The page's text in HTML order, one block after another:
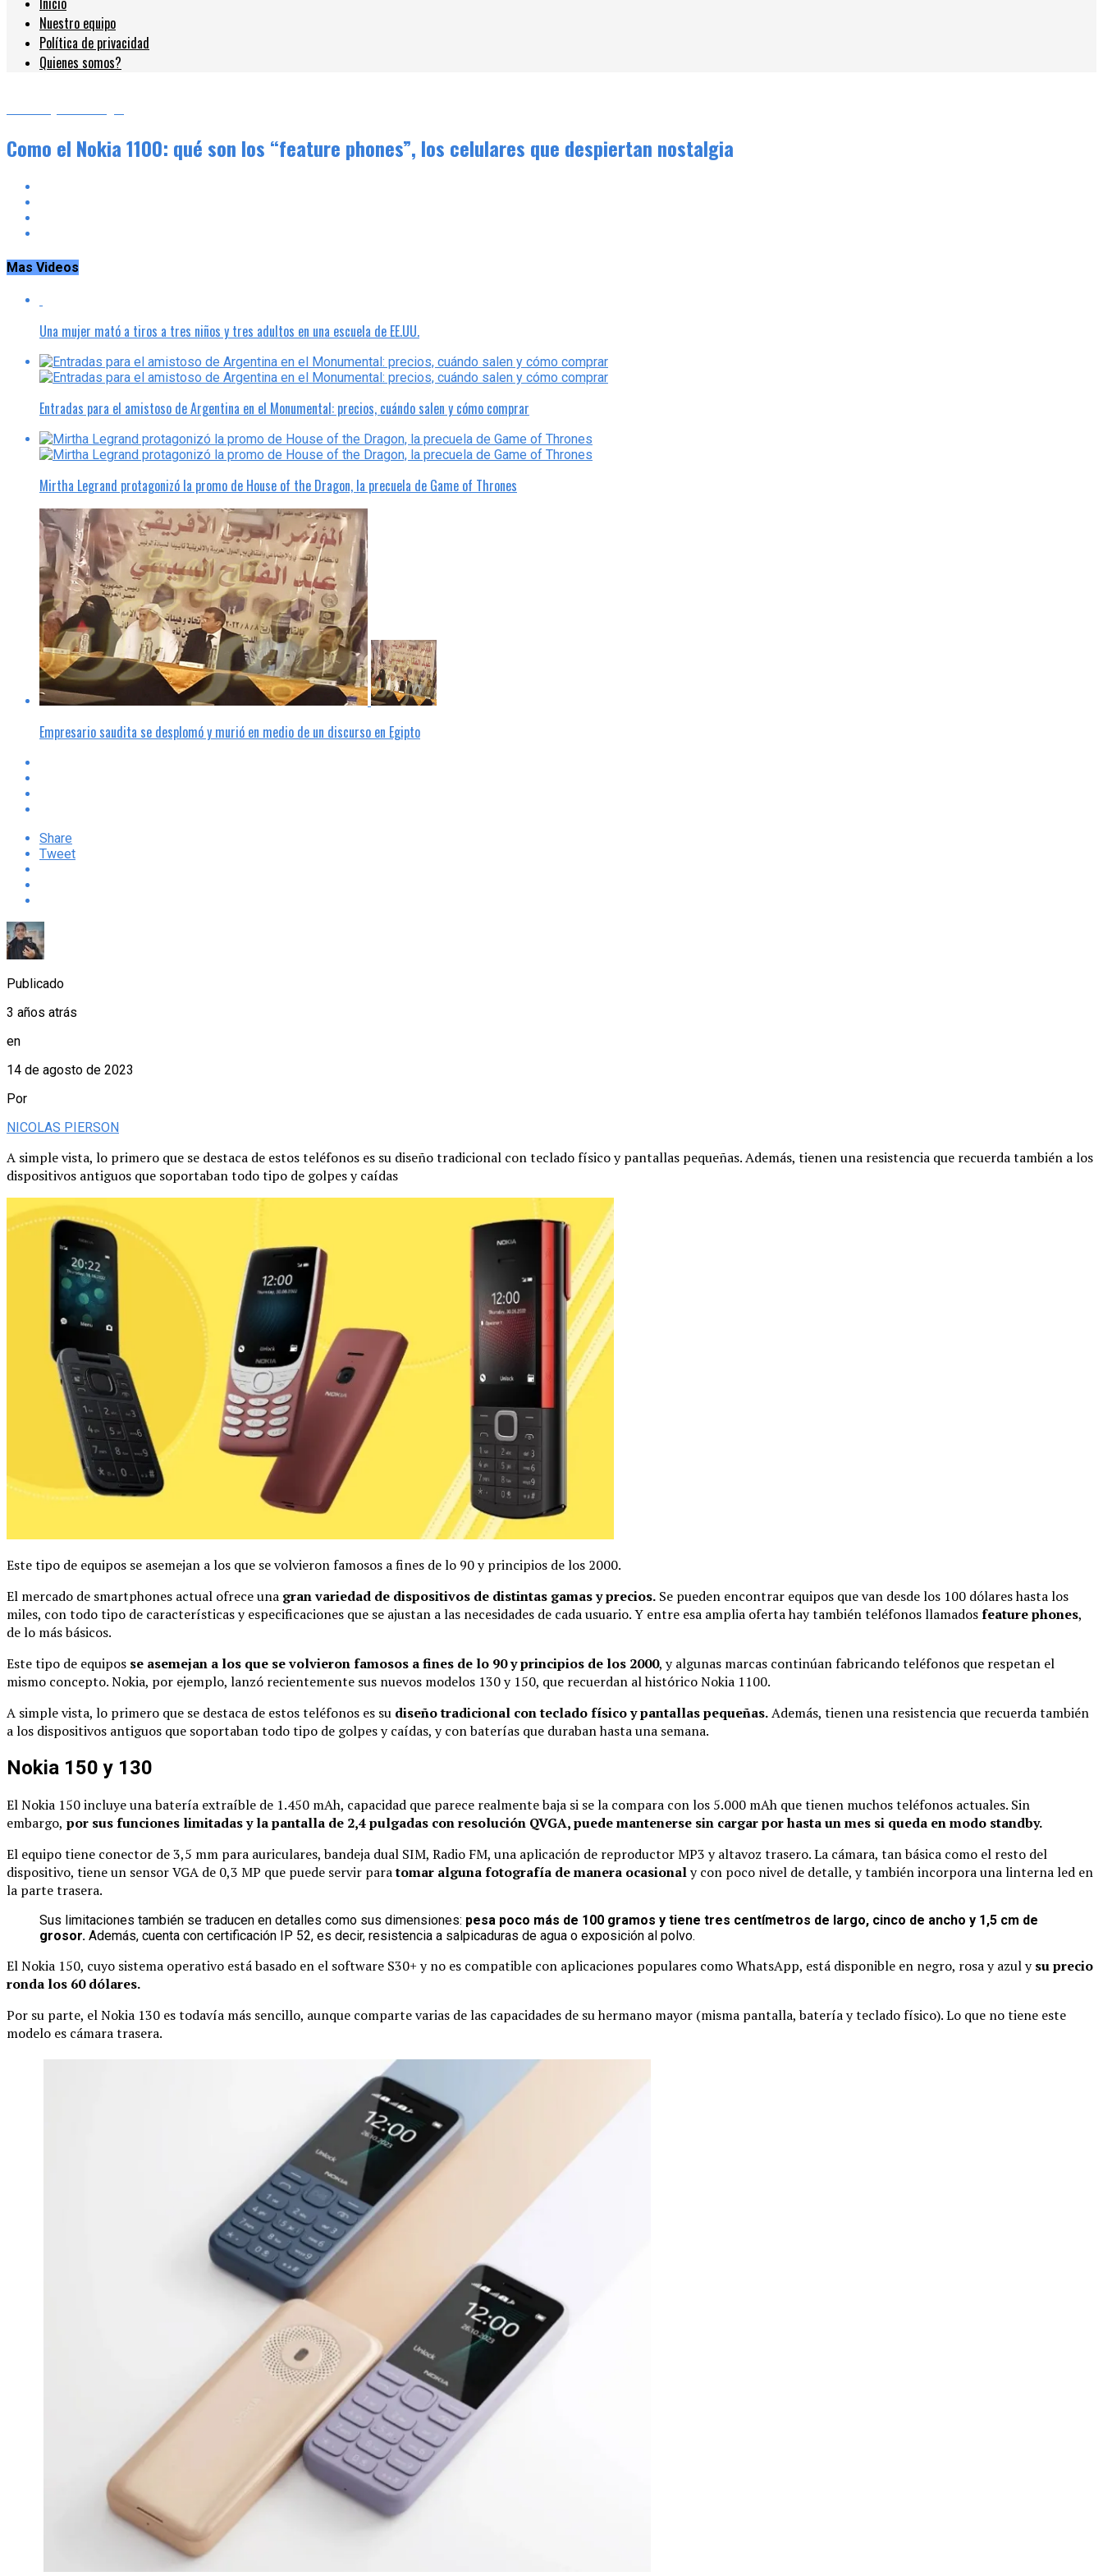
Nuestro equipo
Política de privacidad
Quienes somos?
Como el Nokia 1100: qué son los “feature phones”, los celulares que despiertan nostalgia
Mas Videos
Una mujer mató a tiros a tres niños y tres adultos en una escuela de EE.UU.
Entradas para el amistoso de Argentina en el Monumental: precios, cuándo salen y cómo comprar
Mirtha Legrand protagonizó la promo de House of the Dragon, la precuela de Game of Thrones
Empresario saudita se desplomó y murió en medio de un discurso en Egipto
Share
Tweet
Publicado
3 años atrás
en
14 de agosto de 2023
Por
NICOLAS PIERSON
A simple vista, lo primero que se destaca de estos teléfonos es su diseño tradicional con teclado físico y pantallas pequeñas. Además, tienen una resistencia que recuerda también a los
dispositivos antiguos que soportaban todo tipo de golpes y caídas
Este tipo de equipos se asemejan a los que se volvieron famosos a fines de lo 90 y principios de los 2000.
El mercado de smartphones actual ofrece una gran variedad de dispositivos de distintas gamas y precios. Se pueden encontrar equipos que van desde los 100 dólares hasta los
miles, con todo tipo de características y especificaciones que se ajustan a las necesidades de cada usuario. Y entre esa amplia oferta hay también teléfonos llamadosfeature phones,
de lo más básicos.
Este tipo de equipos se asemejan a los que se volvieron famosos a fines de lo 90 y principios de los 2000, y algunas marcas continúan fabricando teléfonos que respetan el
mismo concepto. Nokia, por ejemplo, lanzó recientemente sus nuevos modelos 130 y 150, que recuerdan al histórico Nokia 1100.
A simple vista, lo primero que se destaca de estos teléfonos es su diseño tradicional con teclado físico y pantallas pequeñas.Además, tienen una resistencia que recuerda también
a los dispositivos antiguos que soportaban todo tipo de golpes y caídas, y con baterías que duraban hasta una semana.
Nokia 150 y 130
El Nokia 150 incluye una batería extraíble de 1.450 mAh, capacidad que parece realmente baja si se la compara con los 5.000 mAh que tienen muchos teléfonos actuales. Sin
embargo, por sus funciones limitadas y la pantalla de 2,4 pulgadas con resolución QVGA, puede mantenerse sin cargar por hasta un mes si queda en modo standby.
El equipo tiene conector de 3,5 mm para auriculares, bandeja dual SIM, Radio FM, una aplicación de reproductor MP3 y altavoz trasero. La cámara, tan básica como el resto del
dispositivo, tiene un sensor VGA de 0,3 MP que puede servir paratomar alguna fotografía de manera ocasionaly con poco nivel de detalle, y también incorpora una linterna led en
la parte trasera.
Sus limitaciones también se traducen en detalles como sus dimensiones: pesa poco más de 100 gramos y tiene tres centímetros de largo, cinco de ancho y 1,5 cm de
grosor. Además, cuenta con certificación IP 52, es decir, resistencia a salpicaduras de agua o exposición al polvo.
El Nokia 150, cuyo sistema operativo está basado en el software S30+ y no es compatible con aplicaciones populares como WhatsApp, está disponible en negro, rosa y azul ysu precio
ronda los 60 dólares.
Por su parte, el Nokia 130 es todavía más sencillo, aunque comparte varias de las capacidades de su hermano mayor (misma pantalla, batería y teclado físico). Lo que no tiene este
modelo es cámara trasera.